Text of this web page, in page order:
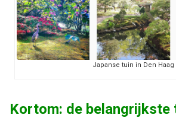
Japanse tuin in Den Haag
Kortom: de belangrijkste